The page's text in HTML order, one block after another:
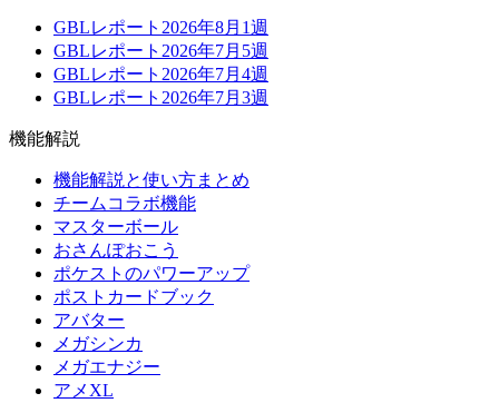
GBLレポート2026年8月1週
GBLレポート2026年7月5週
GBLレポート2026年7月4週
GBLレポート2026年7月3週
機能解説
機能解説と使い方まとめ
チームコラボ機能
マスターボール
おさんぽおこう
ポケストのパワーアップ
ポストカードブック
アバター
メガシンカ
メガエナジー
アメXL